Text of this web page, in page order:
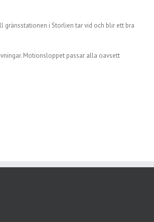
gränsstationen i Storlien tar vid och blir ett bra
Motionsloppet passar alla oavsett